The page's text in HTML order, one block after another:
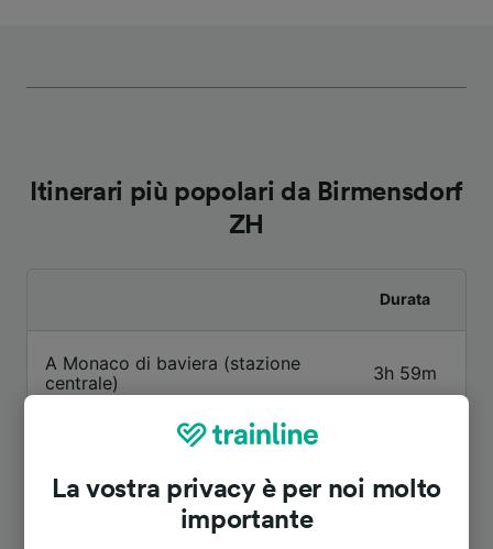
Itinerari più popolari da Birmensdorf
ZH
Durata
A Monaco di baviera (stazione
centrale)
3h 59m
A Stoccarda Centrale
A Zurigo centrale
La vostra privacy è per noi molto
importante